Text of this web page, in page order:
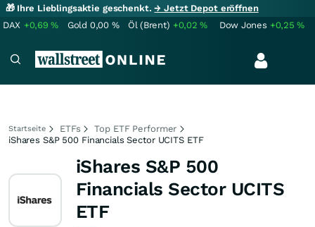
🎁 Ihre Lieblingsaktie geschenkt.→ Jetzt Depot eröffnen
DAX +0,69% Gold 0,00 % Öl (Brent) +0,02% Dow Jones +0,25%
Startseite ETFs
Top ETF Performer
iShares S&P 500 Financials Sector UCITS ETF
iShares S&P 500
Financials Sector UCITS
ETF